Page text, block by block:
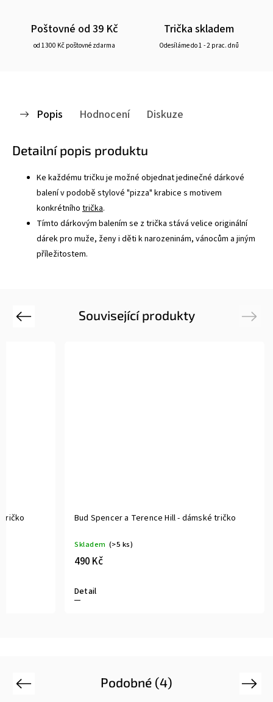
Poštovné od 39 Kč
od 1300 Kč poštovné zdarma
Trička skladem
Odesíláme do 1 - 2 prac. dnů
Popis Hodnocení Diskuze
Detailní popis produktu
Ke každému tričku je možné objednat jedinečné dárkové
balení v podobě stylové "pizza" krabice s motivem
konkrétního trička.
Tímto dárkovým balením se z trička stává velice originální
dárek pro muže, ženy i děti k narozeninám, vánocům a jiným
příležitostem.
Související produkty
Previous
tričko Bud Spencer a Terence Hill - dámské tričko
Skladem (>5 ks)
490 Kč
Detail
Next
Podobné (4)
Previous Next